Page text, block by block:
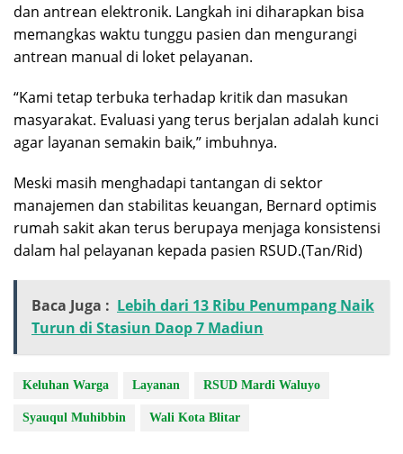
dan antrean elektronik. Langkah ini diharapkan bisa
memangkas waktu tunggu pasien dan mengurangi
antrean manual di loket pelayanan.
“Kami tetap terbuka terhadap kritik dan masukan
masyarakat. Evaluasi yang terus berjalan adalah kunci
agar layanan semakin baik,” imbuhnya.
Meski masih menghadapi tantangan di sektor
manajemen dan stabilitas keuangan, Bernard optimis
rumah sakit akan terus berupaya menjaga konsistensi
dalam hal pelayanan kepada pasien RSUD.(Tan/Rid)
Baca Juga : Lebih dari 13 Ribu Penumpang Naik
Turun di Stasiun Daop 7 Madiun
Keluhan Warga Layanan RSUD Mardi Waluyo
Syauqul Muhibbin Wali Kota Blitar